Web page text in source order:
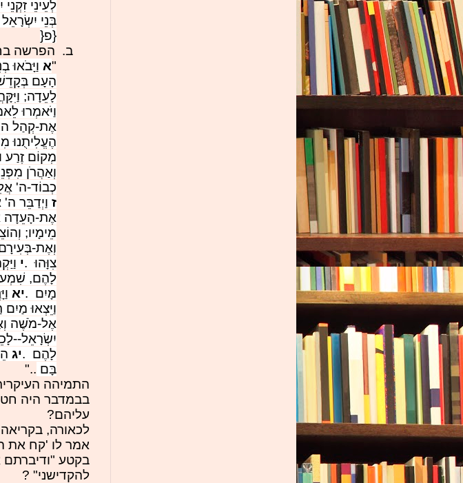
לְעֵינֵי
בְּנֵי
{פ}
ב. הפרשה
"א וַיָּבֹאוּ
הָעָם
לָעֵדָה;
וַיֹּאמְרוּ
אֶת-קְהַל ה'
הֶעֱלִיתֻנוּ
מְקוֹם זֶרַע
וְאַהֲרֹן
כְבוֹד-ה'
ז וַיְדַבֵּר
אֶת-הָעֵדָה
מֵימָיו;
וְאֶת-
צִוָּהוּ .י
לָהֶם,
מָיִם .יא
וַיֵּצְאוּ
אֶל-מֹשֶׁה
יִשְׂרָאֵל--
לָהֶם .יג
בָּם .."
התמיהה
בבמדבר היה
עליהם?
לכאורה,
אמר לו 'קח את
בקטע
להקדישני" ?